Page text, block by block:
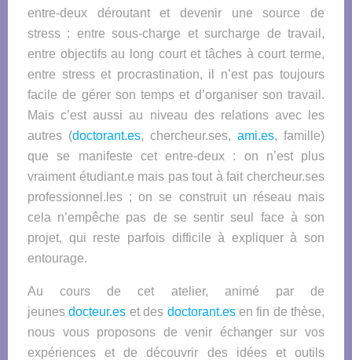
entre-deux déroutant et devenir une source de
stress : entre sous-charge et surcharge de travail,
entre objectifs au long court et tâches à court terme,
entre stress et procrastination, il n’est pas toujours
facile de gérer son temps et d’organiser son travail.
Mais c’est aussi au niveau des relations avec les
autres (doctorant.es, chercheur.ses, ami.es, famille)
que se manifeste cet entre-deux : on n’est plus
vraiment étudiant.e mais pas tout à fait chercheur.ses
professionnel.les ; on se construit un réseau mais
cela n’empêche pas de se sentir seul face à son
projet, qui reste parfois difficile à expliquer à son
entourage.
Au cours de cet atelier, animé par de
jeunesdocteur.es et des doctorant.esen fin de thèse,
nous vous proposons de venir échanger sur vos
expériences et de découvrir des idées et outils